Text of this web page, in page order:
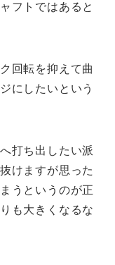
フトではあると
回転を抑えて曲
にしたいという
打ち出したい派
けますが思った
うというのが正
も大きくなるな